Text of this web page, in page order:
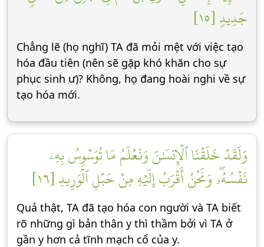
جَدِيدٖ [١٥]
Chẳng lẽ (họ nghĩ) TA đã mỏi mệt với việc tạo
hóa đầu tiên (nên sẽ gặp khó khăn cho sự
phục sinh ư)? Không, họ đang hoài nghi về sự
tạo hóa mới.
وَلَقَدۡ خَلَقۡنَا ٱلۡإِنسَٰنَ وَنَعۡلَمُ مَا تُوَسۡوِسُ بِهِۦ
نَفۡسُهُۥۖ وَنَحۡنُ أَقۡرَبُ إِلَيۡهِ مِنۡ حَبۡلِ ٱلۡوَرِيدِ [١٦]
Quả thật, TA đã tạo hóa con người và TA biết
rõ những gì bản thân y thì thầm bởi vì TA ở
gần y hơn cả tĩnh mạch cổ của y.